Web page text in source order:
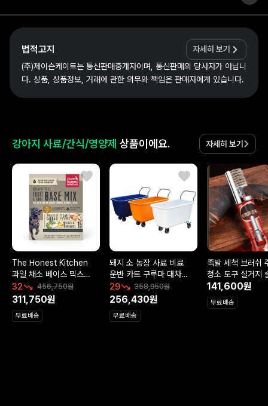
법적고지
자세히 보기
(주)제이슨케이트는 통신판매중개자이며, 통신판매의 당사자가 아닙니
다. 상품, 상품정보, 거래에 관한 의무와 책임은 판매자에게 있습니다.
강아지 사료/간식/영양제 상품이에요. 자세히 보기
The Honest Kitchen
과일 채소 베이스 믹스
강아지 사료 3.17kg
32 456,750원
311,750원
무료배송
돼지 소 농장 사료 비료
운반 카트 구루마 대차
끌차 수레
29 358,950원
256,430원
무료배송
족발 세척 브러쉬
청소 도구 설거지
깨끗한 관리용품
141,600원
무료배송